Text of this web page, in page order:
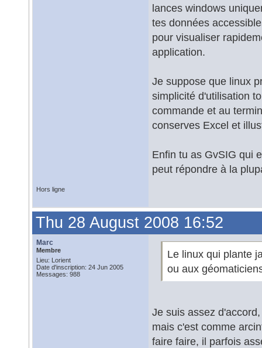
lances windows
tes données
pour visualiser
application.
Je suppose que linux
simplicité d'utilisation
commande et au
conserves Excel et
Enfin tu as GvSIG qui
peut répondre à la
Hors ligne
Thu 28 August 2008 16:52
Marc
Membre
Lieu: Lorient
Date d'inscription: 24 Jun 2005
Messages: 988
Le linux qui plante
ou aux
Je suis assez
mais c'est comme
faire faire, il parfois